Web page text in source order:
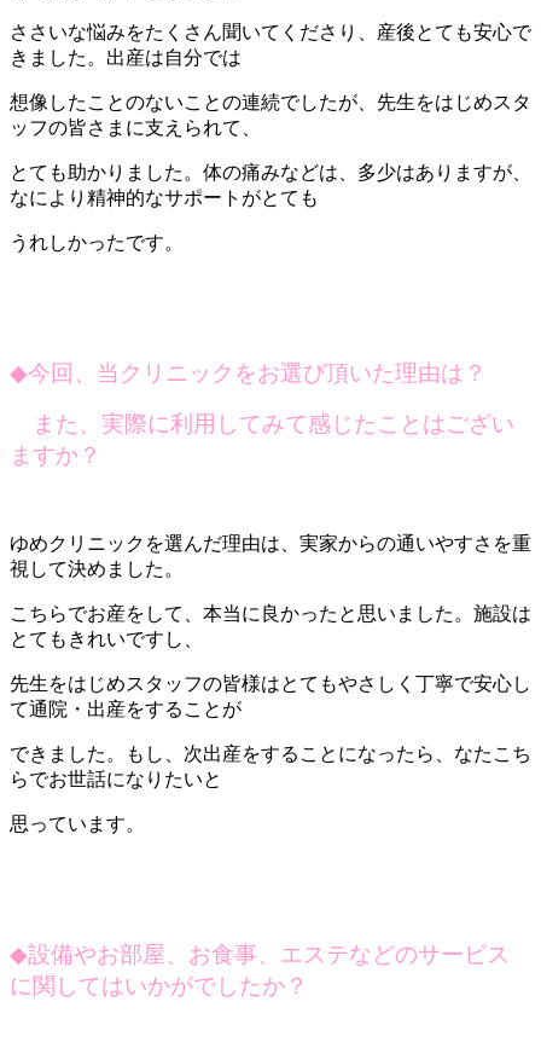
ささいな悩みをたくさん聞いてくださり、産後とても安心で
きました。出産は自分では
想像したことのないことの連続でしたが、先生をはじめスタ
ッフの皆さまに支えられて、
とても助かりました。体の痛みなどは、多少はありますが、
なにより精神的なサポートがとても
うれしかったです。
◆今回、当クリニックをお選び頂いた理由は？
また、実際に利用してみて感じたことはござい
ますか？
ゆめクリニックを選んだ理由は、実家からの通いやすさを重
視して決めました。
こちらでお産をして、本当に良かったと思いました。施設は
とてもきれいですし、
先生をはじめスタッフの皆様はとてもやさしく丁寧で安心し
て通院・出産をすることが
できました。もし、次出産をすることになったら、なたこち
らでお世話になりたいと
思っています。
◆設備やお部屋、お食事、エステなどのサービス
に関してはいかがでしたか？